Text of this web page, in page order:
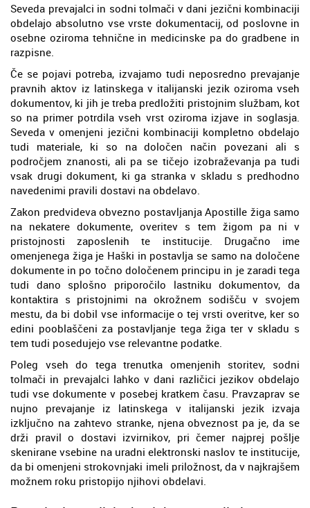
Seveda prevajalci in sodni tolmači v dani jezični kombinaciji
obdelajo absolutno vse vrste dokumentacij, od poslovne in
osebne oziroma tehnične in medicinske pa do gradbene in
razpisne.
Če se pojavi potreba, izvajamo tudi neposredno prevajanje
pravnih aktov iz latinskega v italijanski jezik oziroma vseh
dokumentov, ki jih je treba predložiti pristojnim službam, kot
so na primer potrdila vseh vrst oziroma izjave in soglasja.
Seveda v omenjeni jezični kombinaciji kompletno obdelajo
tudi materiale, ki so na določen način povezani ali s
področjem znanosti, ali pa se tičejo izobraževanja pa tudi
vsak drugi dokument, ki ga stranka v skladu s predhodno
navedenimi pravili dostavi na obdelavo.
Zakon predvideva obvezno postavljanja Apostille žiga samo
na nekatere dokumente, overitev s tem žigom pa ni v
pristojnosti zaposlenih te institucije. Drugačno ime
omenjenega žiga je Haški in postavlja se samo na določene
dokumente in po točno določenem principu in je zaradi tega
tudi dano splošno priporočilo lastniku dokumentov, da
kontaktira s pristojnimi na okrožnem sodišču v svojem
mestu, da bi dobil vse informacije o tej vrsti overitve, ker so
edini pooblaščeni za postavljanje tega žiga ter v skladu s
tem tudi posedujejo vse relevantne podatke.
Poleg vseh do tega trenutka omenjenih storitev, sodni
tolmači in prevajalci lahko v dani različici jezikov obdelajo
tudi vse dokumente v posebej kratkem času. Pravzaprav se
nujno prevajanje iz latinskega v italijanski jezik izvaja
izključno na zahtevo stranke, njena obveznost pa je, da se
drži pravil o dostavi izvirnikov, pri čemer najprej pošlje
skenirane vsebine na uradni elektronski naslov te institucije,
da bi omenjeni strokovnjaki imeli priložnost, da v najkrajšem
možnem roku pristopijo njihovi obdelavi.